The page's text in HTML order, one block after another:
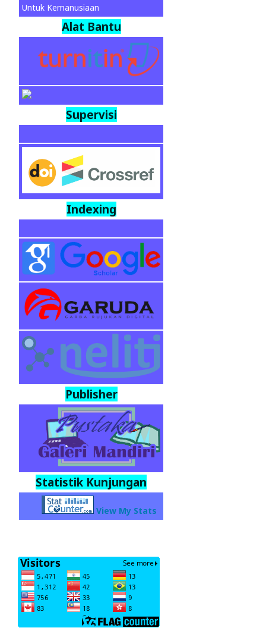
Untuk Kemanusiaan
Alat Bantu
Supervisi
Indexing
Publisher
Statistik Kunjungan
View My Stats